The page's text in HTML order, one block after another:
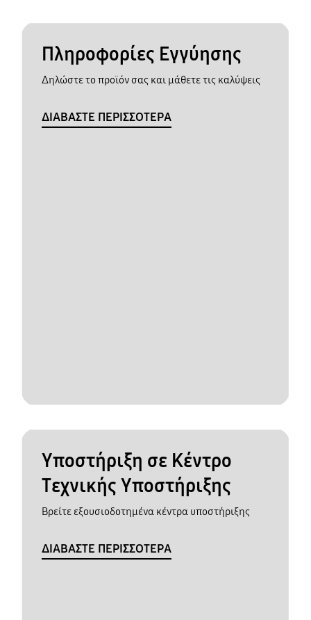
Πληροφορίες Εγγύησης
Δηλώστε το προϊόν σας και μάθετε τις καλύψεις
ΔΙΑΒΑΣΤΕ ΠΕΡΙΣΣΟΤΕΡΑ
Υποστήριξη σε Κέντρο
Τεχνικής Υποστήριξης
Βρείτε εξουσιοδοτημένα κέντρα υποστήριξης
ΔΙΑΒΑΣΤΕ ΠΕΡΙΣΣΟΤΕΡΑ